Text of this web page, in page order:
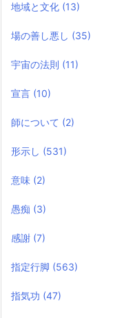
地域と文化 (13)
場の善し悪し (35)
宇宙の法則 (11)
宣言 (10)
師について (2)
形示し (531)
意味 (2)
愚痴 (3)
感謝 (7)
指定行脚 (563)
指気功 (47)